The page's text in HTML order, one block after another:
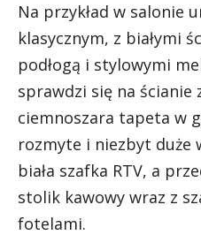
Na przykład w salonie
klasycznym, z białymi
podłogą i stylowymi
sprawdzi się na ścianie
ciemnoszara tapeta w
rozmyte i niezbyt duże
biała szafka RTV, a
stolik kawowy wraz z
fotelami.